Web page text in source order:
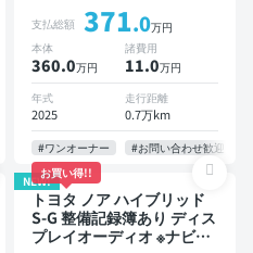
インドスポットモニター デ
ジタルインナーミラー オー
トクルーズ 3列シート スマ
ートキー ETC 電動バック
ドア バックモニター 全方
位カメラ ドライブレコーダ
ー 衝突軽減 両側電動スラ
イドドア 7人乗り
支払総額 371.0万円
本体
360.0万円
諸費用
11.0万円
年式
2025
走行距離
0.7万km
#ワンオーナー #お問い合わせ歓迎
NEW!
お買い得!!
トヨタ ノア ハイブリッド
S-G 整備記録簿あり ディス
プレイオーディオ ※ナビキ